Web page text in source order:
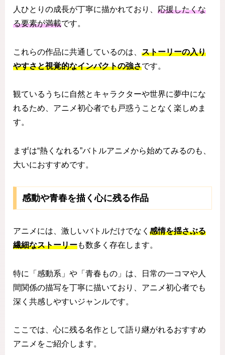
人ひとりの成長が丁寧に描かれており、 応援したくな
る要素が満載です。
これらの作品に共通しているのは、 ストーリーの入り
やすさと視覚的なインパクトの強さです。
観ているうちに自然とキャラクターや世界に夢中にな
れるため、アニメ初心者でも戸惑うことなく楽しめま
す。
まずは“熱くなれる”バトルアニメから始めてみるのも、
大いにおすすめです。
感動や青春を描く心に残る作品
アニメには、激しいバトルだけでなく 感情を揺さぶる
繊細なストーリーも数多く存在します。
特に「感動系」や「青春もの」は、日常の一コマや人
間関係の描写を丁寧に描いており、アニメ初心者でも
深く共感しやすいジャンルです。
ここでは、心に残る名作として語り継がれるおすすめ
アニメをご紹介します。